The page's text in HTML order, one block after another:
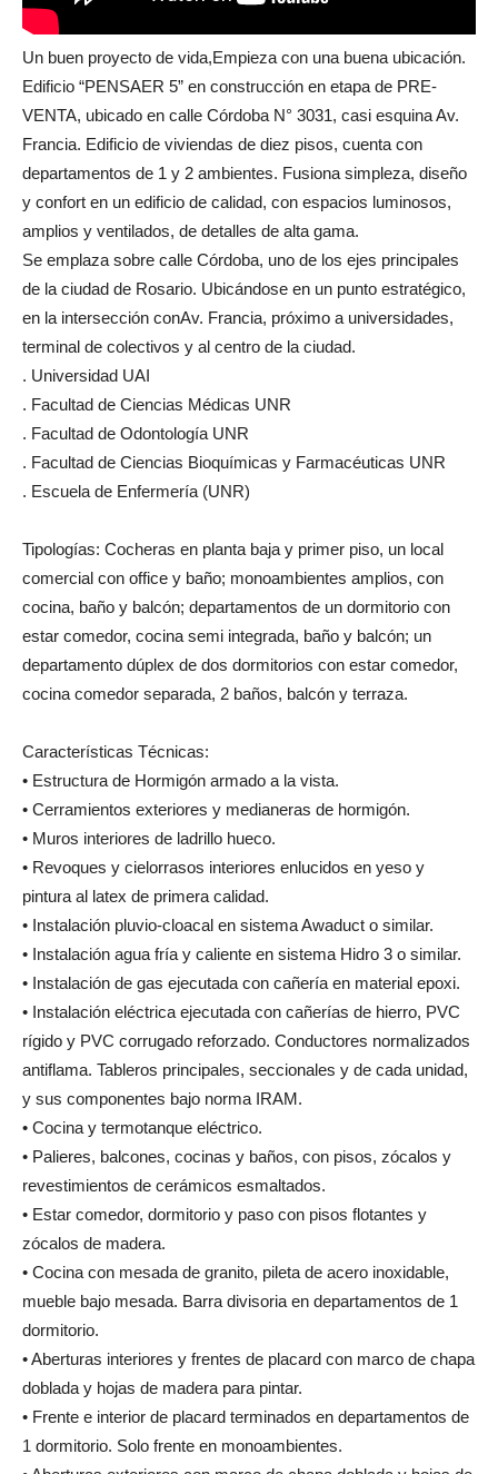
Un buen proyecto de vida,Empieza con una buena ubicación.
Edificio “PENSAER 5” en construcción en etapa de PRE-
VENTA, ubicado en calle Córdoba N° 3031, casi esquina Av.
Francia. Edificio de viviendas de diez pisos, cuenta con
departamentos de 1 y 2 ambientes. Fusiona simpleza, diseño
y confort en un edificio de calidad, con espacios luminosos,
amplios y ventilados, de detalles de alta gama.
Se emplaza sobre calle Córdoba, uno de los ejes principales
de la ciudad de Rosario. Ubicándose en un punto estratégico,
en la intersección conAv. Francia, próximo a universidades,
terminal de colectivos y al centro de la ciudad.
. Universidad UAI
. Facultad de Ciencias Médicas UNR
. Facultad de Odontología UNR
. Facultad de Ciencias Bioquímicas y Farmacéuticas UNR
. Escuela de Enfermería (UNR)
Tipologías: Cocheras en planta baja y primer piso, un local
comercial con office y baño; monoambientes amplios, con
cocina, baño y balcón; departamentos de un dormitorio con
estar comedor, cocina semi integrada, baño y balcón; un
departamento dúplex de dos dormitorios con estar comedor,
cocina comedor separada, 2 baños, balcón y terraza.
Características Técnicas:
• Estructura de Hormigón armado a la vista.
• Cerramientos exteriores y medianeras de hormigón.
• Muros interiores de ladrillo hueco.
• Revoques y cielorrasos interiores enlucidos en yeso y
pintura al latex de primera calidad.
• Instalación pluvio-cloacal en sistema Awaduct o similar.
• Instalación agua fría y caliente en sistema Hidro 3 o similar.
• Instalación de gas ejecutada con cañería en material epoxi.
• Instalación eléctrica ejecutada con cañerías de hierro, PVC
rígido y PVC corrugado reforzado. Conductores normalizados
antiflama. Tableros principales, seccionales y de cada unidad,
y sus componentes bajo norma IRAM.
• Cocina y termotanque eléctrico.
• Palieres, balcones, cocinas y baños, con pisos, zócalos y
revestimientos de cerámicos esmaltados.
• Estar comedor, dormitorio y paso con pisos flotantes y
zócalos de madera.
• Cocina con mesada de granito, pileta de acero inoxidable,
mueble bajo mesada. Barra divisoria en departamentos de 1
dormitorio.
• Aberturas interiores y frentes de placard con marco de chapa
doblada y hojas de madera para pintar.
• Frente e interior de placard terminados en departamentos de
1 dormitorio. Solo frente en monoambientes.